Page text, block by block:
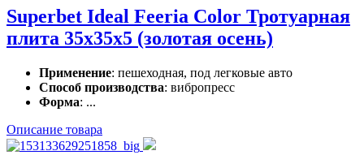
Superbet Ideal Feeria Color Тротуарная
плита 35x35х5 (золотая осень)
Применение: пешеходная, под легковые авто
Способ производства: вибропресс
Форма: ...
Описание товара